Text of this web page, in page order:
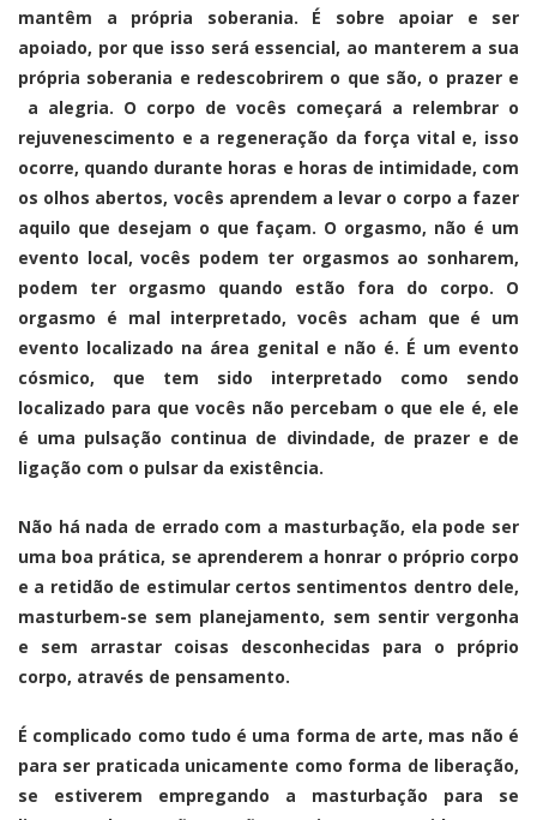
mantêm a própria soberania. É sobre apoiar e ser
apoiado, por que isso será essencial, ao manterem a sua
própria soberania e redescobrirem o que são, o prazer e
a alegria. O corpo de vocês começará a relembrar o
rejuvenescimento e a regeneração da força vital e, isso
ocorre, quando durante horas e horas de intimidade, com
os olhos abertos, vocês aprendem a levar o corpo a fazer
aquilo que desejam o que façam. O orgasmo, não é um
evento local, vocês podem ter orgasmos ao sonharem,
podem ter orgasmo quando estão fora do corpo. O
orgasmo é mal interpretado, vocês acham que é um
evento localizado na área genital e não é. É um evento
cósmico, que tem sido interpretado como sendo
localizado para que vocês não percebam o que ele é, ele
é uma pulsação continua de divindade, de prazer e de
ligação com o pulsar da existência.
Não há nada de errado com a masturbação, ela pode ser
uma boa prática, se aprenderem a honrar o próprio corpo
e a retidão de estimular certos sentimentos dentro dele,
masturbem-se sem planejamento, sem sentir vergonha
e sem arrastar coisas desconhecidas para o próprio
corpo, através de pensamento.
É complicado como tudo é uma forma de arte, mas não é
para ser praticada unicamente como forma de liberação,
se estiverem empregando a masturbação para se